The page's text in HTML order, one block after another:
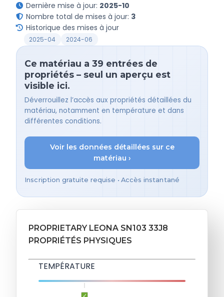
Dernière mise à jour: 2025-10
Nombre total de mises à jour: 3
Historique des mises à jour
2025-04 2024-06
Ce matériau a 39 entrées de
propriétés – seul un aperçu est
visible ici.
Déverrouillez l’accès aux propriétés détaillées du
matériau, notamment en température et dans
différentes conditions.
Voir les données détaillées sur ce
matériau ›
Inscription gratuite requise • Accès instantané
PROPRIETARY LEONA SN103 33J8
PROPRIÉTÉS PHYSIQUES
TEMPÉRATURE